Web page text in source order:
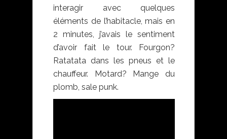
interagir avec quelques
éléments de l’habitacle, mais en
2 minutes, j’avais le sentiment
d’avoir fait le tour. Fourgon?
Ratatata dans les pneus et le
chauffeur. Motard? Mange du
plomb, sale punk.